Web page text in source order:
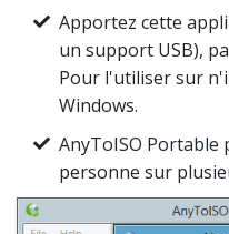
Apportez cette
un support USB),
Pour l'utiliser sur
Windows.
AnyToISO
personne sur